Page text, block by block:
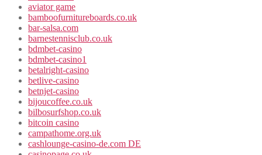
aviator game
bamboofurnitureboards.co.uk
bar-salsa.com
barnestennisclub.co.uk
bdmbet-casino
bdmbet-casino1
betalright-casino
betlive-casino
betnjet-casino
bijoucoffee.co.uk
bilbosurfshop.co.uk
bitcoin casino
campathome.org.uk
cashlounge-casino-de.com DE